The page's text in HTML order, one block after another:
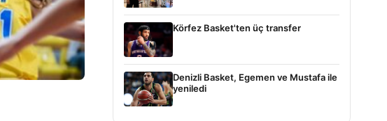
Körfez Basket'ten üç transfer
Denizli Basket, Egemen ve Mustafa ile
yeniledi